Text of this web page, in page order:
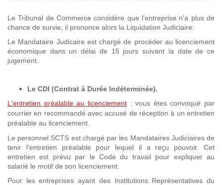
Le Tribunal de Commerce considère que l'entreprise n'a plus de
chance de survie, il prononce alors la Liquidation Judiciaire.
Le Mandataire Judicaire est chargé de procéder au licenciement
économique dans un délai de 15 jours suivant la date de ce
jugement.
Le CDI (Contrat à Durée Indéterminée).
L'entretien préalable au licenciement : vous êtes convoqué par
courrier en recommandé avec accusé de réception à un entretien
préalable au licenciement.
Le personnel SCTS est chargé par les Mandataires Judiciaires de
tenir l'entretien préalable pour lequel il a reçu pouvoir. Cet
entretien est prévu par le Code du travail pour expliquer au
salarié le motif de son licenciement.
Pour les entreprises ayant des Institutions Représentatives du